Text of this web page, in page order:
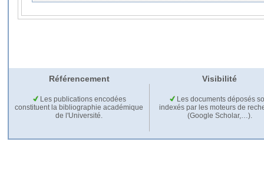
Référencement Visibilité
Les publications encodées
constituent la bibliographie académique
de l'Université.
Les documents déposés
indexés par les moteurs de
(Google Scholar,…).